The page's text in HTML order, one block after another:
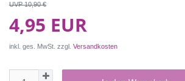
UVP 10,90 €
4,95 EUR
inkl. ges. MwSt. zzgl. Versandkosten